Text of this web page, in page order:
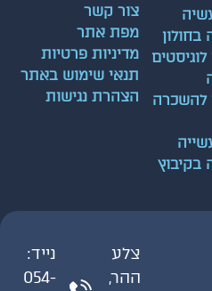
צור קשר
מפת אתר
מדיניות פרטיות
תנאי שימוש באתר
הצהרת נגישות
ההר,
054-